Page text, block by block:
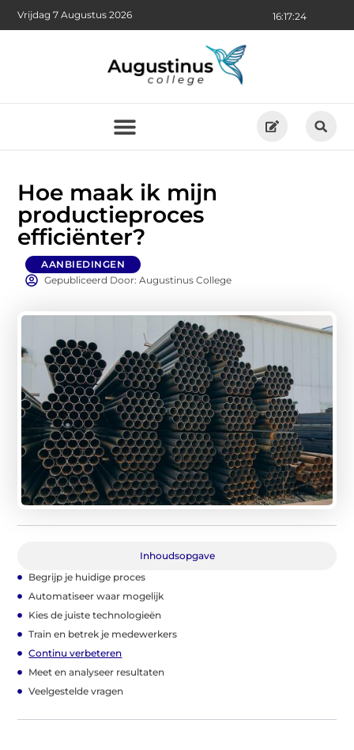
16:17:25
Vrijdag 7 Augustus 2026
Hoe maak ik mijn
productieproces
efficiënter?
AANBIEDINGEN
Gepubliceerd Door: Augustinus College
Inhoudsopgave
Begrijp je huidige proces
Automatiseer waar mogelijk
Kies de juiste technologieën
Train en betrek je medewerkers
Continu verbeteren
Meet en analyseer resultaten
Veelgestelde vragen